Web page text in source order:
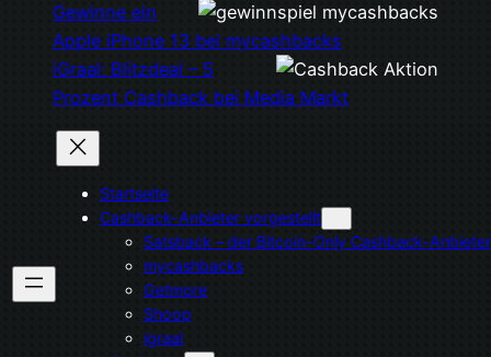
Gewinne ein
Apple iPhone 13 bei mycashbacks
iGraal: Blitzdeal – 5
Prozent Cashback bei Media Markt
Startseite
Cashback-Anbieter vorgestellt
Satsback – der Bitcoin-Only Cashback-Anbieter
mycashbacks
Getmore
Shoop
igraal